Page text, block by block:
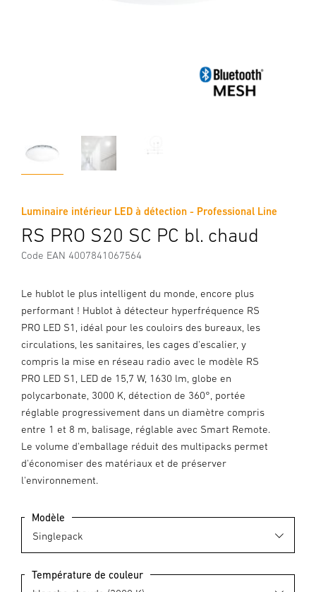
Luminaire intérieur LED à détection - Professional Line
RS PRO S20 SC PC bl. chaud
Code EAN 4007841067564
Le hublot le plus intelligent du monde, encore plus
performant ! Hublot à détecteur hyperfréquence RS
PRO LED S1, idéal pour les couloirs des bureaux, les
circulations, les sanitaires, les cages d'escalier, y
compris la mise en réseau radio avec le modèle RS
PRO LED S1, LED de 15,7 W, 1630 lm, globe en
polycarbonate, 3000 K, détection de 360°, portée
réglable progressivement dans un diamètre compris
entre 1 et 8 m, balisage, réglable avec Smart Remote.
Le volume d'emballage réduit des multipacks permet
d'économiser des matériaux et de préserver
l'environnement.
Modèle
Température de couleur